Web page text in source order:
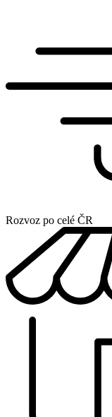
Rozvoz po celé ČR